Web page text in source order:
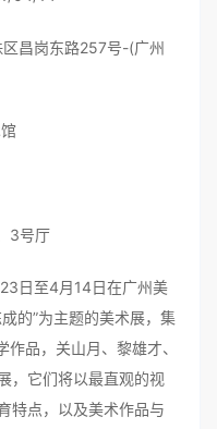
昌岗东路257号-(广州
3号厅
日至4月14日在广州美
的”为主题的美术展，集
品，关山月、黎雄才、
，它们将以最直观的视
特点，以及美术作品与